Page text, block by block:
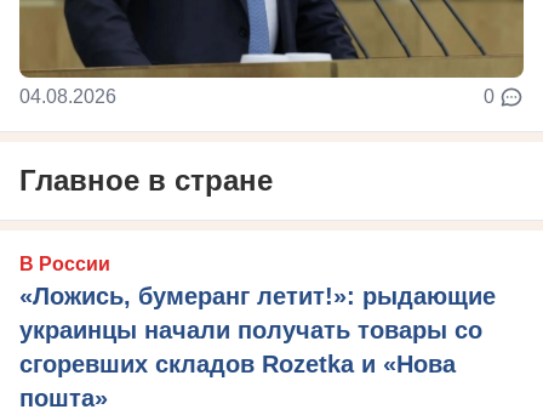
04.08.2026 0
Главное в стране
В России
«Ложись, бумеранг летит!»: рыдающие
украинцы начали получать товары со
сгоревших складов Rozetka и «Нова
пошта»